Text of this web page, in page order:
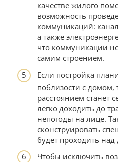
качестве жилого
возможность
коммуникаций:
а также
что коммуникации
самим строением.
Если постройка
поблизости с
расстоянием станет
легко доходить до
непогоды на лице.
сконструировать
будет проходить над
Чтобы исключить